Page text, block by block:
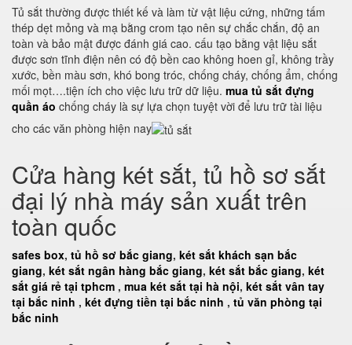
Tủ sắt thường được thiết kế và làm từ vật liệu cứng, những tấm
thép dẹt mỏng và mạ bằng crom tạo nên sự chắc chắn, độ an
toàn và bảo mật được đánh giá cao. cấu tạo bằng vật liệu sắt
được sơn tĩnh điện nên có độ bền cao không hoen gỉ, không trầy
xước, bền màu sơn, khó bong tróc, chống cháy, chống ẩm, chống
mối mọt….tiện ích cho việc lưu trữ dữ liệu. mua tủ sắt đựng
quần áo chống cháy là sự lựa chọn tuyệt vời để lưu trữ tài liệu
cho các văn phòng hiện nay
Cửa hàng két sắt, tủ hồ sơ sắt
đại lý nhà máy sản xuất trên
toàn quốc
safes box, tủ hồ sơ bắc giang, két sắt khách sạn bắc
giang, két sắt ngân hàng bắc giang, két sắt bắc giang, két
sắt giá rẻ tại tphcm , mua két sắt tại hà nội, két sắt vân tay
tại bắc ninh , két đựng tiền tại bắc ninh , tủ văn phòng tại
bắc ninh